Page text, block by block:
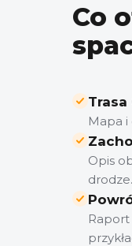
Co
Trasa
Mapa
Opis
drodze.